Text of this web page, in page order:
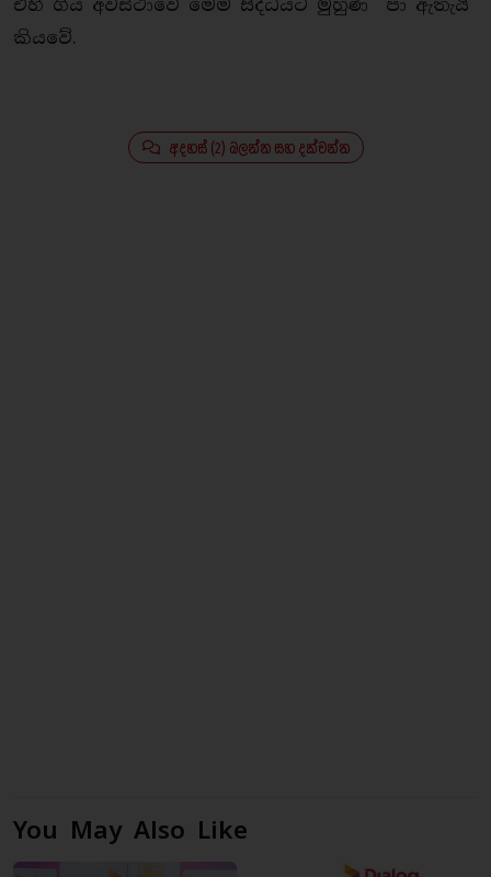
කියවේ.
අදහස් (2) බලන්න සහ දක්වන්න
You May Also Like